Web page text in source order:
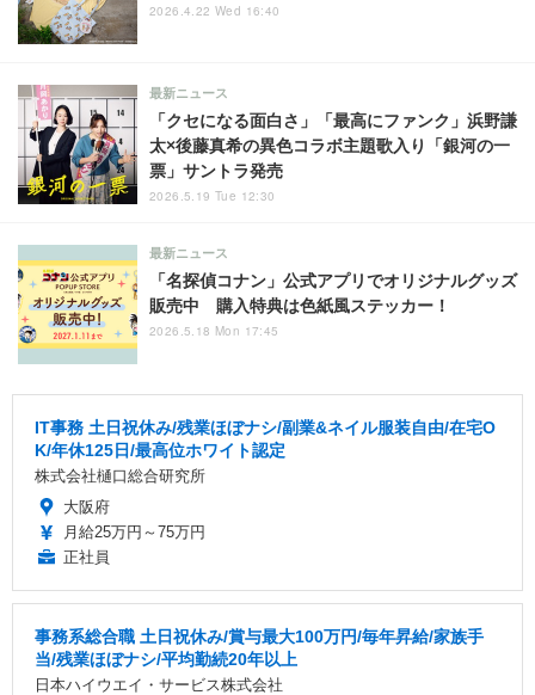
2026.4.22 Wed 16:40
「クセになる面白さ」「最高にファンク」浜野謙
太×後藤真希の異色コラボ主題歌入り「銀河の一
票」サントラ発売
最新ニュース
2026.5.19 Tue 12:30
「名探偵コナン」公式アプリでオリジナルグッズ
販売中 購入特典は色紙風ステッカー！
最新ニュース
2026.5.18 Mon 17:45
IT事務 土日祝休み/残業ほぼナシ/副業&ネイル服装自由/在宅O
K/年休125日/最高位ホワイト認定
株式会社樋口総合研究所
大阪府
月給25万円～75万円
正社員
事務系総合職 土日祝休み/賞与最大100万円/毎年昇給/家族手
当/残業ほぼナシ/平均勤続20年以上
日本ハイウエイ・サービス株式会社